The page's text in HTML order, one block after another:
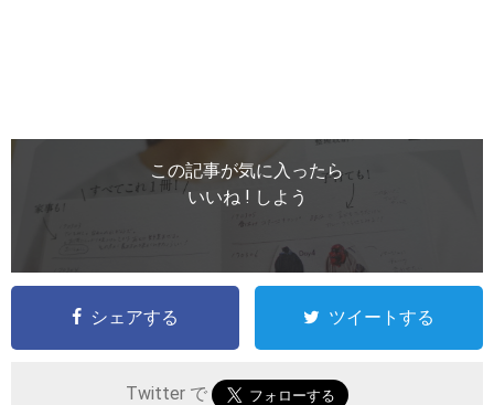
この記事が気に入ったら
いいね ! しよう
シェアする ツイートする
Twitter で